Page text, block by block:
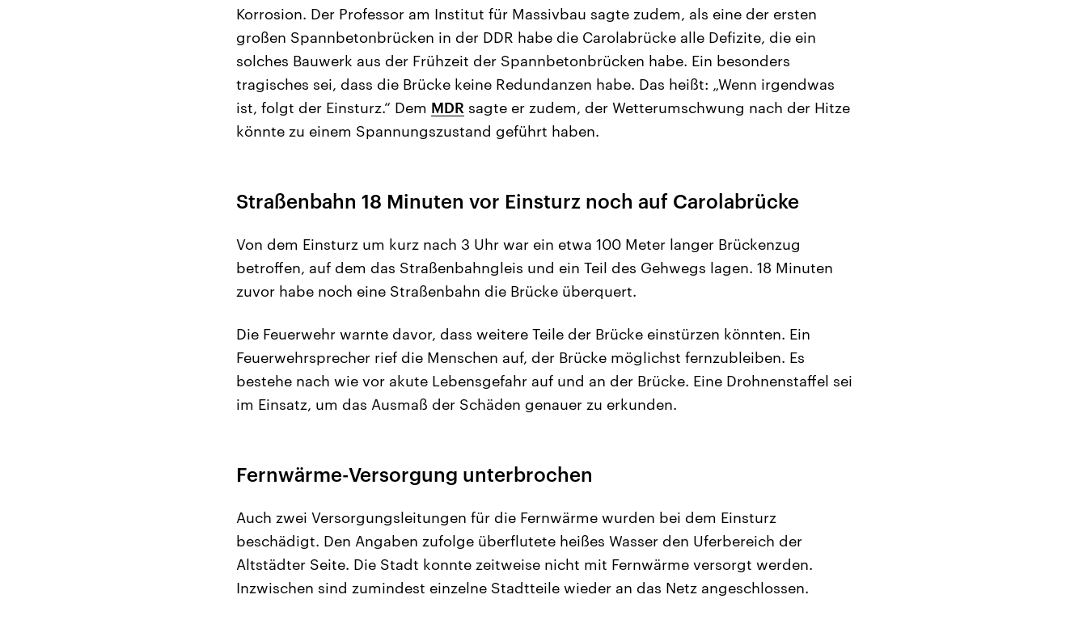
Korrosion. Der Professor am Institut für Massivbau sagte zudem, als eine der ersten
großen Spannbetonbrücken in der DDR habe die Carolabrücke alle Defizite, die ein
solches Bauwerk aus der Frühzeit der Spannbetonbrücken habe. Ein besonders
tragisches sei, dass die Brücke keine Redundanzen habe. Das heißt: „Wenn irgendwas
ist, folgt der Einsturz.“ Dem MDR sagte er zudem, der Wetterumschwung nach der Hitze
könnte zu einem Spannungszustand geführt haben.
Straßenbahn 18 Minuten vor Einsturz noch auf Carolabrücke
Von dem Einsturz um kurz nach 3 Uhr war ein etwa 100 Meter langer Brückenzug
betroffen, auf dem das Straßenbahngleis und ein Teil des Gehwegs lagen. 18 Minuten
zuvor habe noch eine Straßenbahn die Brücke überquert.
Die Feuerwehr warnte davor, dass weitere Teile der Brücke einstürzen könnten. Ein
Feuerwehrsprecher rief die Menschen auf, der Brücke möglichst fernzubleiben. Es
bestehe nach wie vor akute Lebensgefahr auf und an der Brücke. Eine Drohnenstaffel sei
im Einsatz, um das Ausmaß der Schäden genauer zu erkunden.
Fernwärme-Versorgung unterbrochen
Auch zwei Versorgungsleitungen für die Fernwärme wurden bei dem Einsturz
beschädigt. Den Angaben zufolge überflutete heißes Wasser den Uferbereich der
Altstädter Seite. Die Stadt konnte zeitweise nicht mit Fernwärme versorgt werden.
Inzwischen sind zumindest einzelne Stadtteile wieder an das Netz angeschlossen.